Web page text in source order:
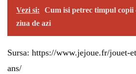
Vezi si:
Cum isi petrec timpul copii
ziua de azi
Sursa: https://www.jejoue.fr/jouet-
ans/